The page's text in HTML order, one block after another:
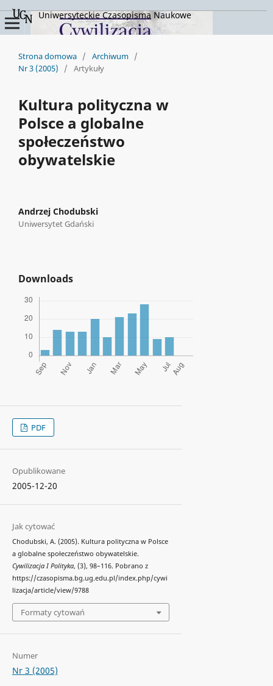
Uniwersyteckie Czasopisma Naukowe
Strona domowa / Archiwum /
Nr 3 (2005)
/ Artykuły
Kultura polityczna w
Polsce a globalne
społeczeństwo
obywatelskie
Andrzej Chodubski
Uniwersytet Gdański
Downloads
PDF
Opublikowane
2005-12-20
Jak cytować
Chodubski, A. (2005). Kultura polityczna w Polsce
a globalne społeczeństwo obywatelskie.
Cywilizacja I Polityka, (3), 98–116. Pobrano z
https://czasopisma.bg.ug.edu.pl/index.php/cywi
lizacja/article/view/9788
Formaty cytowań
Numer
Nr 3 (2005)